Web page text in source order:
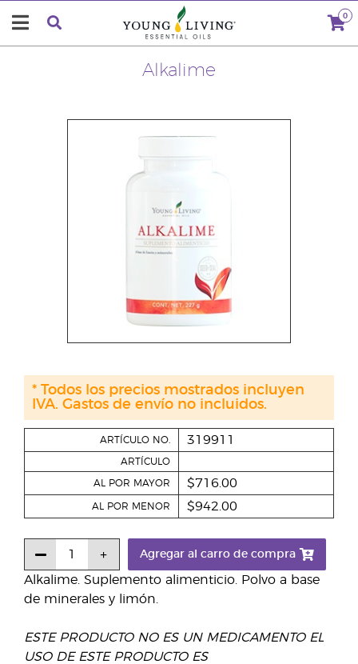
0
Alkalime
Alkalime. Suplemento alimenticio. Polvo a base
de minerales y limón.
ESTE PRODUCTO NO ES UN MEDICAMENTO EL
USO DE ESTE PRODUCTO ES
ARTÍCULO NO. 319911
ARTÍCULO
AL POR MAYOR $716.00
AL POR MENOR $942.00
Agregar al carro de compra
* Todos los precios mostrados incluyen
IVA. Gastos de envío no incluidos.